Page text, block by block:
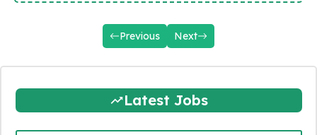
Previous Next
Latest Jobs